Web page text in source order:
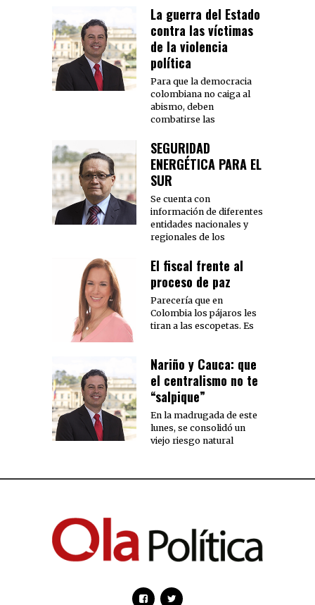
La guerra del Estado
contra las víctimas
de la violencia
política
Para que la democracia
colombiana no caiga al
abismo, deben
combatirse las
SEGURIDAD
ENERGÉTICA PARA EL
SUR
Se cuenta con
información de diferentes
entidades nacionales y
regionales de los
El fiscal frente al
proceso de paz
Parecería que en
Colombia los pájaros les
tiran a las escopetas. Es
Nariño y Cauca: que
el centralismo no te
“salpique”
En la madrugada de este
lunes, se consolidó un
viejo riesgo natural